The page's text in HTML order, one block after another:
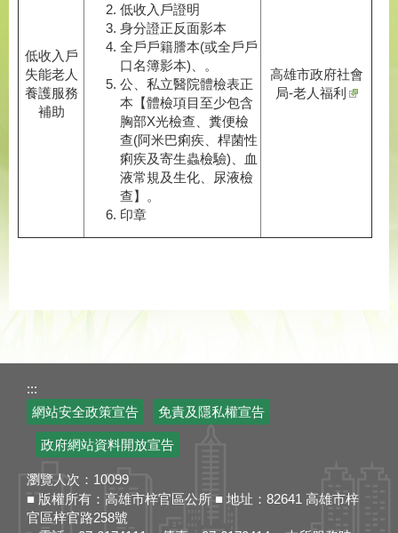
低收入戶
失能老人
養護服務
補助
低收入戶證明
身分證正反面影本
全戶戶籍謄本(或全戶戶
口名簿影本)、。
公、私立醫院體檢表正
本【體檢項目至少包含
胸部X光檢查、糞便檢
查(阿米巴痢疾、桿菌性
痢疾及寄生蟲檢驗)、血
液常規及生化、尿液檢
查】。
印章
高雄市政府社會
局-老人福利
:::
網站安全政策宣告
免責及隱私權宣告
政府網站資料開放宣告
瀏覽人次： 10099
■ 版權所有：高雄市梓官區公所 ■ 地址：82641 高雄市梓
官區梓官路258號